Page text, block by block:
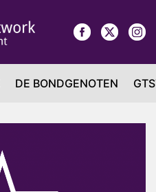
DE BONDGENOTEN